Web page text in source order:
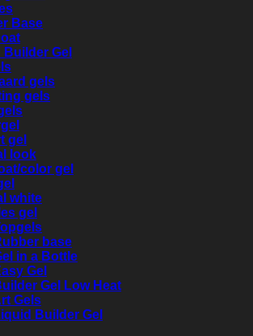
Base
Builder Gel
gels
gels
gel
look
color gel
white
gel
base
in a Bottle
Gel
Gel Low Heat
Gels
Builder Gel